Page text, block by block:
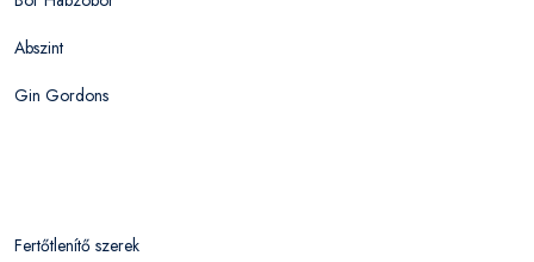
Abszint
Gin Gordons
Fertőtlenítő szerek